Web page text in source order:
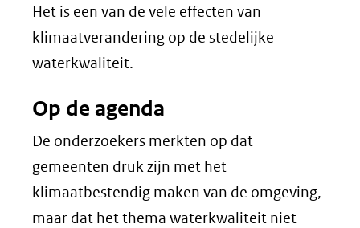
Het is een van de vele effecten van
klimaatverandering op de stedelijke
waterkwaliteit.
Op de agenda
De onderzoekers merkten op dat
gemeenten druk zijn met het
klimaatbestendig maken van de omgeving,
maar dat het thema waterkwaliteit niet